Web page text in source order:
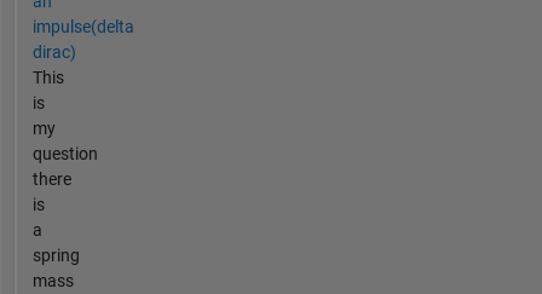
impulse(delta
dirac)
This
is
my
question
there
is
a
spring
mass